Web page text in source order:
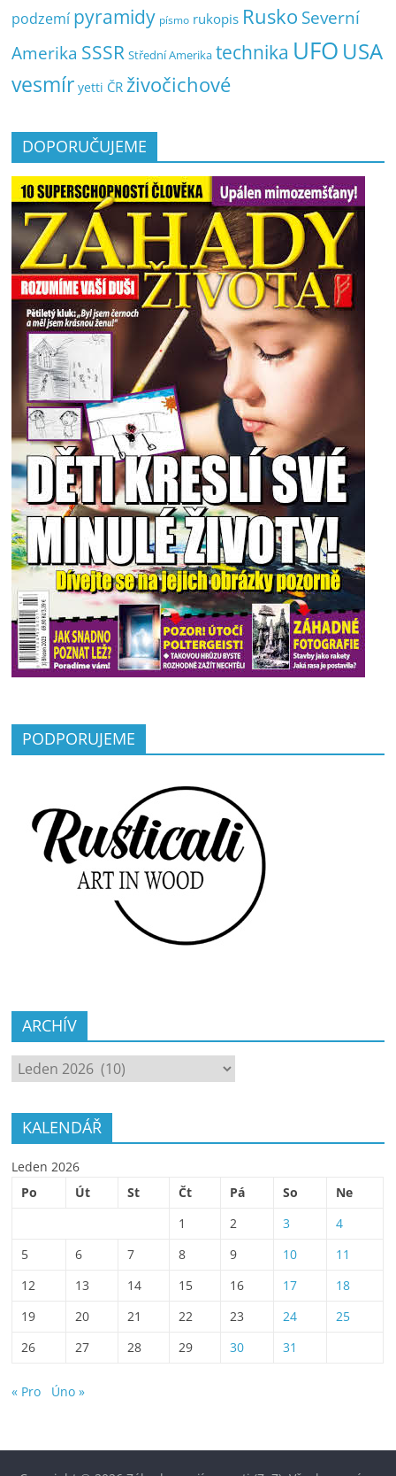
podzemí pyramidy písmo rukopis Rusko Severní
Amerika SSSR Střední Amerika technika UFO USA
vesmír yetti ČR živočichové
DOPORUČUJEME
PODPORUJEME
ARCHÍV
ARCHÍV
KALENDÁŘ
Leden 2026
Po
Út St Čt Pá So
Ne
1
2 3
4
5
6 7 8 9 10
11
12
13 14 15 16 17
18
19
20 21 22 23 24
25
26
27 28 29 30 31
« Pro Úno »